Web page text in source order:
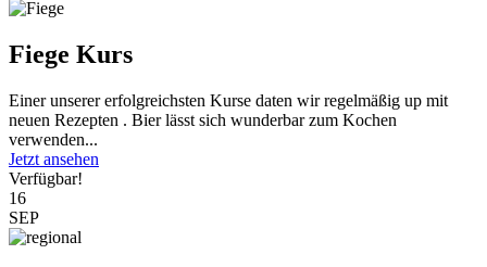
Fiege Kurs
Einer unserer erfolgreichsten Kurse daten wir regelmäßig up mit
neuen Rezepten . Bier lässt sich wunderbar zum Kochen
verwenden...
Jetzt ansehen
Verfügbar!
16
SEP